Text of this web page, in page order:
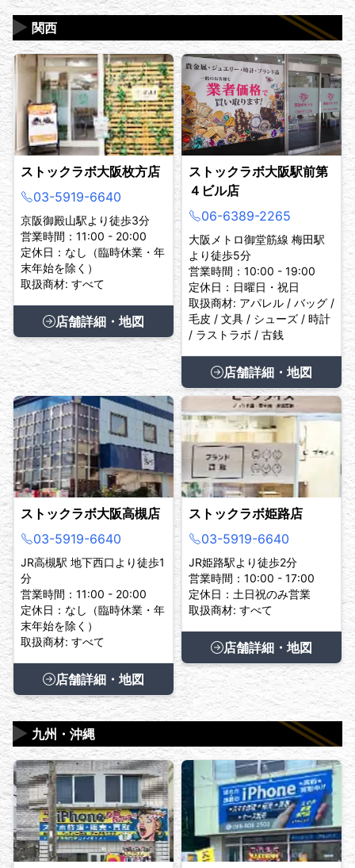
関西
▶
ストックラボ大阪枚方店
03-5919-6640
京阪御殿山駅より徒歩3分
営業時間：11:00 - 20:00
定休日：なし（臨時休業・年
末年始を除く）
取扱商材: すべて
店舗詳細・地図
ストックラボ大阪駅前第
４ビル店
06-6389-2265
大阪メトロ御堂筋線 梅田駅
より徒歩5分
営業時間：10:00 - 19:00
定休日：日曜日・祝日
取扱商材: アパレル / バッグ /
毛皮 / 文具 / シューズ / 時計
/ ラストラボ / 古銭
店舗詳細・地図
ストックラボ大阪高槻店
03-5919-6640
JR高槻駅 地下西口より徒歩1
分
営業時間：11:00 - 20:00
定休日：なし（臨時休業・年
末年始を除く）
取扱商材: すべて
店舗詳細・地図
ストックラボ姫路店
03-5919-6640
JR姫路駅より徒歩2分
営業時間：10:00 - 17:00
定休日：土日祝のみ営業
取扱商材: すべて
店舗詳細・地図
九州・沖縄
▶